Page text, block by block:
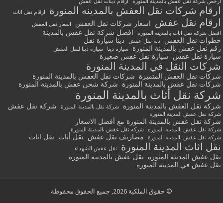
ارقام شركات نقل العفش بالمدينه المنورة ارقام نقل اثاث
ارقام نقل عفش اسعار شركات نقل العفش
اسعار نقل العفش
افضل شركة نقل اثاث بالمدينة المنورة
افضل شركة نقل عفش بالمدينة
خطوات نقل العفش
دنه نقل عفش
دينا سيارة نقل
رقم نقل عفش بالمدينة المنورة
سيارة دينا سيارة دينا لنقل العفش
سيارة نقل عفش سيارة نقل عفش صغيرة
شركات النقل في المدينة المنورة
شركات نقل العفش المتميزة
شركات نقل العفش بالمدينة المنورة
شركات نقل عفش بالمدينة المنورة
شركة شحن عفش بالمدينة المنورة
شركة نقل أثاث بالمدينة المنورة
شركة نقل العفش بالمدينة المنورة شركة نقل بالمدينة المنورة شركة نقل عفش
شركة نقل عفش المدينة المنورة
شركة نقل عفش بالمدينة المنورة مع أفضل الاسعار
شركة نقل عفش بالمدينه المنوره
شركه نقل عفش بالمدينة المنورة
شركه نقل عفش بالمدينه المنورة
مصاريف نقل عفش نقل أثاث نقل اثاث
نقل اثاث المدينة المنورة نقل عفش الشهداء
نقل عفش المدينة المنورة
نقل عفش بالمدينة المنورة
نقل عفش في المدينة المنورة
© حقوق الملكية 2026, جميع الحقوق محفوظة